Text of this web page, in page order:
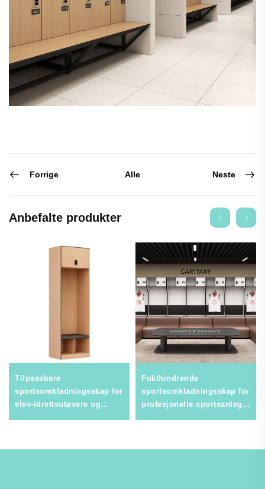
Forrige Alle Neste
Anbefalte produkter
Tilpassbare
sportsomkladningsskap for
elev-idrettsutøvere og
Fukthindrende
sportsomkladningsskap for
profesjonelle sportsanlegg